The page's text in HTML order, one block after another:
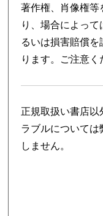
著作権、肖像権等
り、場合によっ
るいは損害賠償
ります。ご注意く
正規取扱い書店以
ラブルについては
しません。